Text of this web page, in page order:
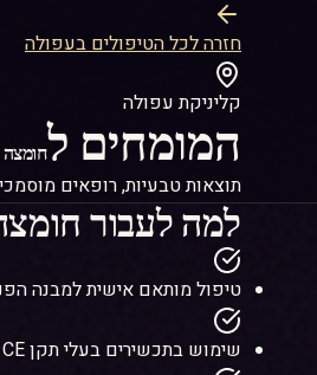
חזרה לכל הטיפולים בעפולה
קליניקת עפולה
המומחים לחומצה
תוצאות טבעיות, רופאים
למה לעבור
טיפול מותאם אישית למבנה
שימוש בתכשירים בעלי תקן CE אירופאי ואישור משרד הבריאות